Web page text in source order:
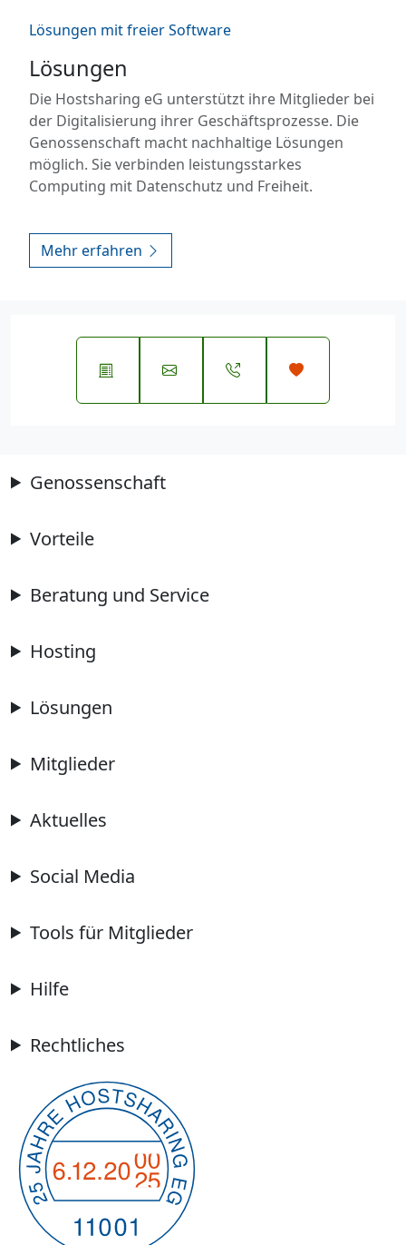
Lösungen mit freier Software
Lösungen
Die Hostsharing eG unterstützt ihre Mitglieder bei
der Digitalisierung ihrer Geschäftsprozesse. Die
Genossenschaft macht nachhaltige Lösungen
möglich. Sie verbinden leistungsstarkes
Computing mit Datenschutz und Freiheit.
Mehr erfahren
Genossenschaft
Vorteile
Beratung und Service
Hosting
Lösungen
Mitglieder
Aktuelles
Social Media
Tools für Mitglieder
Hilfe
Rechtliches